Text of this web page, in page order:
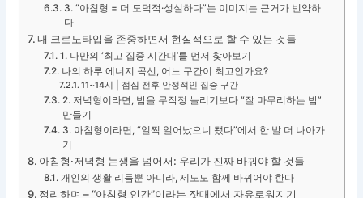
3. “아침형 = 더 도덕적·성실하다”는 이미지는 근거가 빈약하
다
내 크로노타입을 존중하면서 현실적으로 할 수 있는 것들
1. 나만의 ‘최고 집중 시간대’를 먼저 찾아보기
나의 하루 에너지 곡선, 어느 구간이 최고인가요?
11~14시 | 점심 전후 안정적인 집중 구간
2. 저녁형이라면, 밤을 무작정 늘리기보다 “잘 마무리하는 밤”
만들기
3. 아침형이라면, “일찍 일어났으니 됐다”에서 한 발 더 나아가
기
아침형·저녁형 논쟁을 넘어서: 우리가 진짜 바꿔야 할 것들
개인의 생활 리듬뿐 아니라, 제도도 함께 바뀌어야 한다
정리하며 – “아침형 인간”이라는 잣대에서 자유로워지기